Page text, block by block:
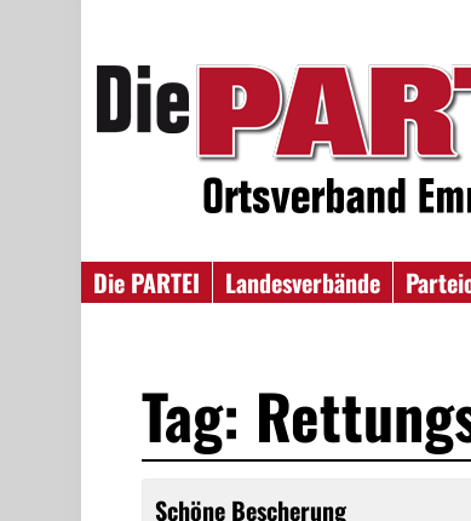
Die PARTEI Landesverbände
Tag:
Schöne Bescherung